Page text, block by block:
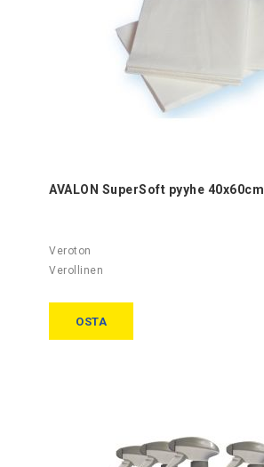
AVALON SuperSoft pyyhe 40x60cm
OSTA